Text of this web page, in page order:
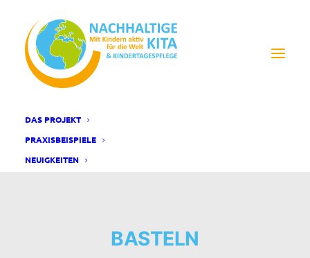
DAS PROJEKT
PRAXISBEISPIELE
NEUIGKEITEN
BASTELN